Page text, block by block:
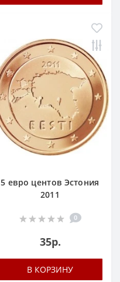
5 евро центов Эстония
2011
0
35р.
В КОРЗИНУ